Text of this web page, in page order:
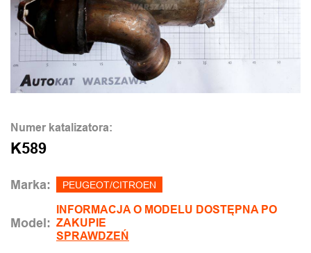
Numer katalizatora:
K589
Marka: PEUGEOT/CITROEN
Model:
INFORMACJA O MODELU DOSTĘPNA PO
ZAKUPIE
SPRAWDZEŃ